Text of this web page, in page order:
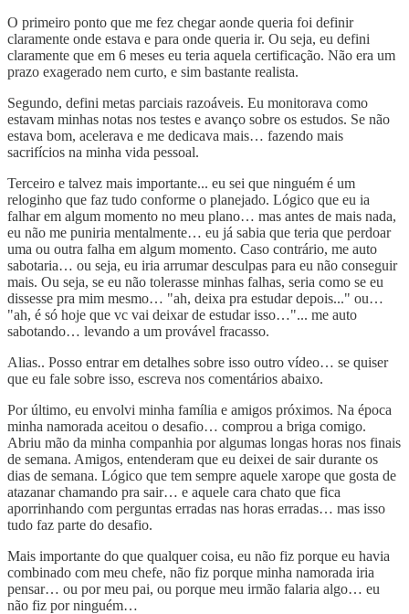
O primeiro ponto que me fez chegar aonde queria foi definir
claramente onde estava e para onde queria ir. Ou seja, eu defini
claramente que em 6 meses eu teria aquela certificação. Não era um
prazo exagerado nem curto, e sim bastante realista.
Segundo, defini metas parciais razoáveis. Eu monitorava como
estavam minhas notas nos testes e avanço sobre os estudos. Se não
estava bom, acelerava e me dedicava mais… fazendo mais
sacrifícios na minha vida pessoal.
Terceiro e talvez mais importante... eu sei que ninguém é um
reloginho que faz tudo conforme o planejado. Lógico que eu ia
falhar em algum momento no meu plano… mas antes de mais nada,
eu não me puniria mentalmente… eu já sabia que teria que perdoar
uma ou outra falha em algum momento. Caso contrário, me auto
sabotaria… ou seja, eu iria arrumar desculpas para eu não conseguir
mais. Ou seja, se eu não tolerasse minhas falhas, seria como se eu
dissesse pra mim mesmo… "ah, deixa pra estudar depois..." ou…
"ah, é só hoje que vc vai deixar de estudar isso…"... me auto
sabotando… levando a um provável fracasso.
Alias.. Posso entrar em detalhes sobre isso outro vídeo… se quiser
que eu fale sobre isso, escreva nos comentários abaixo.
Por último, eu envolvi minha família e amigos próximos. Na época
minha namorada aceitou o desafio… comprou a briga comigo.
Abriu mão da minha companhia por algumas longas horas nos finais
de semana. Amigos, entenderam que eu deixei de sair durante os
dias de semana. Lógico que tem sempre aquele xarope que gosta de
atazanar chamando pra sair… e aquele cara chato que fica
aporrinhando com perguntas erradas nas horas erradas… mas isso
tudo faz parte do desafio.
Mais importante do que qualquer coisa, eu não fiz porque eu havia
combinado com meu chefe, não fiz porque minha namorada iria
pensar… ou por meu pai, ou porque meu irmão falaria algo… eu
não fiz por ninguém…